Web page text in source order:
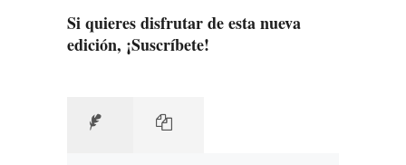
Si quieres disfrutar de esta nueva
edición, ¡Suscríbete!